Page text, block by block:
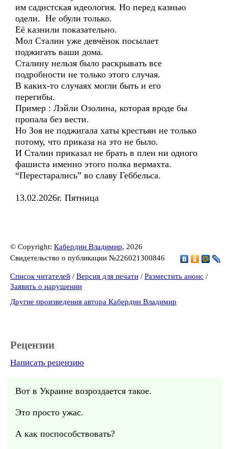
им садистская идеология. Но перед казнью
одели. Не обули только.
Её казнили показательно.
Мол Сталин уже девчёнок посылает
поджигать ваши дома.
Сталину нельзя было раскрывать все
подробности не только этого случая.
В каких-то случаях могли быть и его
перегибы.
Пример : Лэйли Озолина, которая вроде бы
пропала без вести.
Но Зоя не поджигала хаты крестьян не только
потому, что приказа на это не было.
И Сталин приказал не брать в плен ни одного
фашиста именно этого полка вермахта.
“Перестарались” во славу Геббельса.
13.02.2026г. Пятница
© Copyright: Кабердин Владимир, 2026
Свидетельство о публикации №226021300846
Список читателей / Версия для печати / Разместить анонс /
Заявить о нарушении
Другие произведения автора Кабердин Владимир
Рецензии
Написать рецензию
Вот в Украине возроздается такое.
Это просто ужас.
А как поспособствовать?